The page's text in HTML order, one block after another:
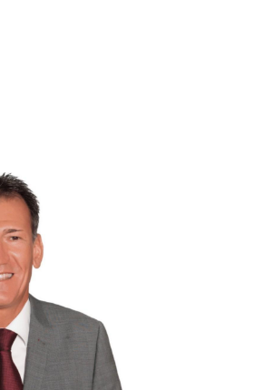
mercado.
informada.